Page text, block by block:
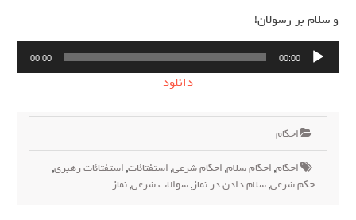
و سلام بر رسولان!
پخش‌کننده
صوت
00:00
00:00
دانلود
احکام
احکام,احکام سلام,احکام شرعی,استفتائات,استفتائات رهبری,
حکم شرعی,سلام دادن در نماز,سوالات شرعی,نماز